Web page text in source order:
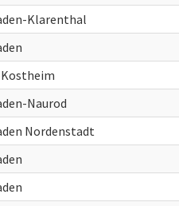
Klarenthal
Naurod
Nordenstadt